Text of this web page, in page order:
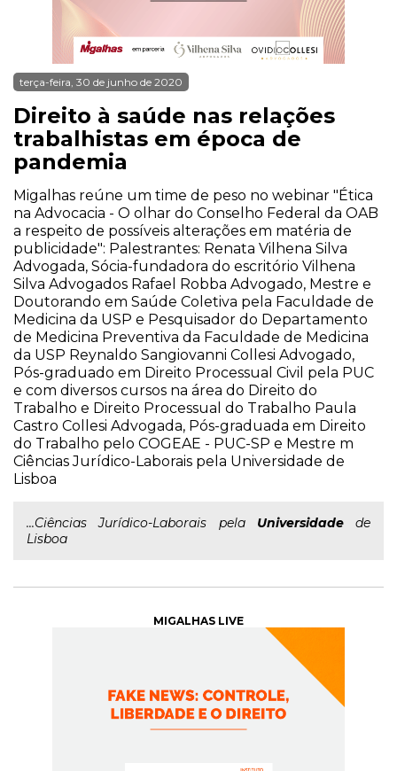
terça-feira, 30 de junho de 2020
Direito à saúde nas relações
trabalhistas em época de
pandemia
Migalhas reúne um time de peso no webinar "Ética
na Advocacia - O olhar do Conselho Federal da OAB
a respeito de possíveis alterações em matéria de
publicidade": Palestrantes: Renata Vilhena Silva
Advogada, Sócia-fundadora do escritório Vilhena
Silva Advogados Rafael Robba Advogado, Mestre e
Doutorando em Saúde Coletiva pela Faculdade de
Medicina da USP e Pesquisador do Departamento
de Medicina Preventiva da Faculdade de Medicina
da USP Reynaldo Sangiovanni Collesi Advogado,
Pós-graduado em Direito Processual Civil pela PUC
e com diversos cursos na área do Direito do
Trabalho e Direito Processual do Trabalho Paula
Castro Collesi Advogada, Pós-graduada em Direito
do Trabalho pelo COGEAE - PUC-SP e Mestre m
Ciências Jurídico-Laborais pela Universidade de
Lisboa
...Ciências Jurídico-Laborais pela Universidadede
Lisboa
MIGALHAS LIVE